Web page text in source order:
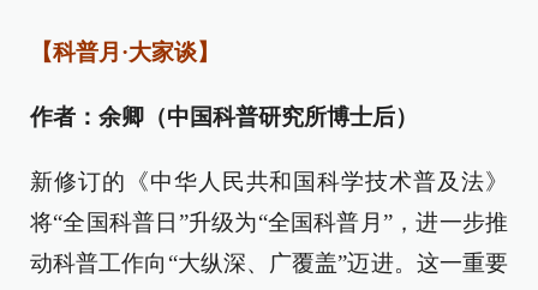
【科普月·大家谈】
作者：余卿（中国科普研究所博士后）
新修订的《中华人民共和国科学技术普及法》
将“全国科普日”升级为“全国科普月”，进一步推
动科普工作向“大纵深、广覆盖”迈进。这一重要